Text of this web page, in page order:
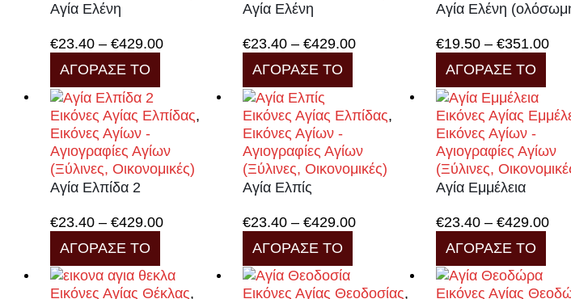
Αγία Ελένη
€23.40 – €429.00Price
€429.00
ΑΓΟΡΑΣΕ ΤΟ
έχει
παραλλαγές.
Οι
να
σελίδα
του
Αγία Ελένη
€23.40 – €429.00Price
€429.00
ΑΓΟΡΑΣΕ ΤΟ
έχει
παραλλαγές.
Οι
να
του
Αγία Ελένη
€19.50 – €351.00
ΑΓΟΡΑΣΕ ΤΟ
έχει
Οι
να
του
Εικόνες Αγίας Ελπίδας,
Εικόνες Αγίων -
Αγιογραφίες Αγίων
(Ξύλινες, Οικονομικές)
Αγία Ελπίδα 2
€23.40 – €429.00Price
through
€429.00
ΑΓΟΡΑΣΕ ΤΟ
προϊόν
έχει
Εικόνες Αγίας Ελπίδας,
Εικόνες Αγίων -
Αγιογραφίες Αγίων
(Ξύλινες, Οικονομικές)
Αγία Ελπίς
€23.40 – €429.00Price
€429.00
ΑΓΟΡΑΣΕ ΤΟ
έχει
Εικόνες Αγίας
Εικόνες Αγίων -
Αγιογραφίες Αγίων
(Ξύλινες,
Αγία Εμμέλεια
€23.40 – €429.00
ΑΓΟΡΑΣΕ ΤΟ
έχει
Εικόνες Αγίας Θέκλας, Εικόνες Αγίας Θεοδοσίας, Εικόνες Αγίας